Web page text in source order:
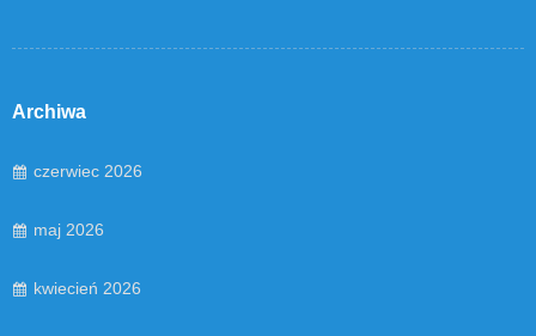
Archiwa
czerwiec 2026
maj 2026
kwiecień 2026